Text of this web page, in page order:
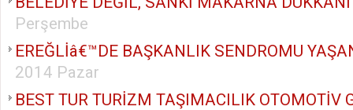
Perşembe
EREĞLİâ€™DE BAŞKANLIK SENDROMU
2014 Pazar
BEST TUR TURİZM TAŞIMACILIK OTOMOTİV